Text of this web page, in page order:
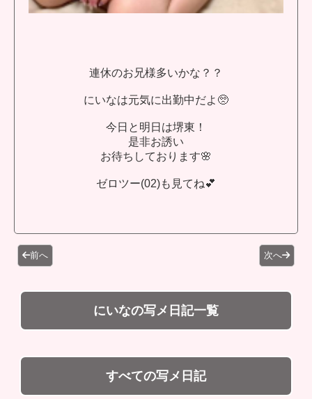
連休のお兄様多いかな？？
にいなは元気に出勤中だよ🥺
今日と明日は堺東！
是非お誘い
お待ちしております🌸
ゼロツー(02)も見てね💕︎
前へ 次へ
にいなの写メ日記一覧
すべての写メ日記